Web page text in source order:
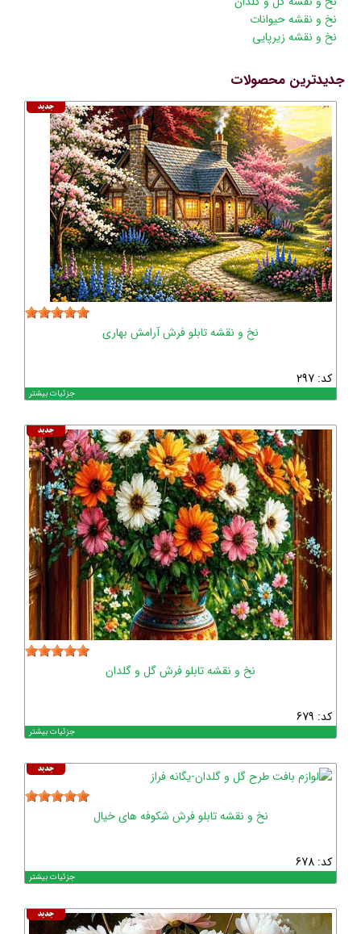
نخ و نقشه حیوانات
نخ و نقشه زیرپایی
جدیدترین محصولات
نخ و نقشه تابلو فرش آرامش بهاری
کد: 297
جزئیات بیشتر
نخ و نقشه تابلو فرش گل و گلدان
کد: 679
جزئیات بیشتر
نخ و نقشه تابلو فرش شکوفه های خیال
کد: 678
جزئیات بیشتر